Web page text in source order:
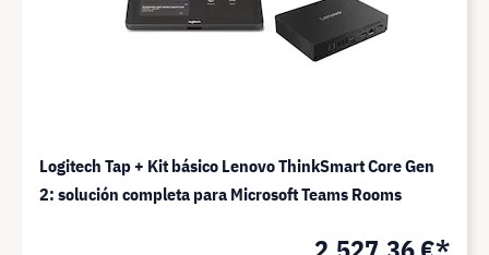
Logitech Tap + Kit básico Lenovo ThinkSmart Core Gen
2: solución completa para Microsoft Teams Rooms